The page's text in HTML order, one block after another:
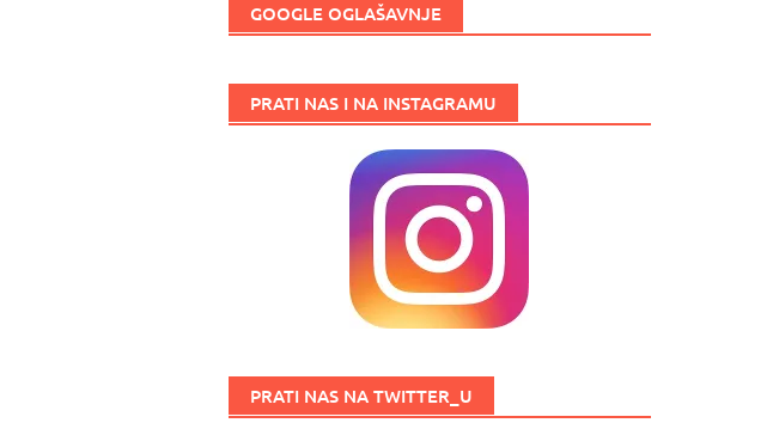
GOOGLE OGLAŠAVNJE
PRATI NAS I NA INSTAGRAMU
PRATI NAS NA TWITTER_U